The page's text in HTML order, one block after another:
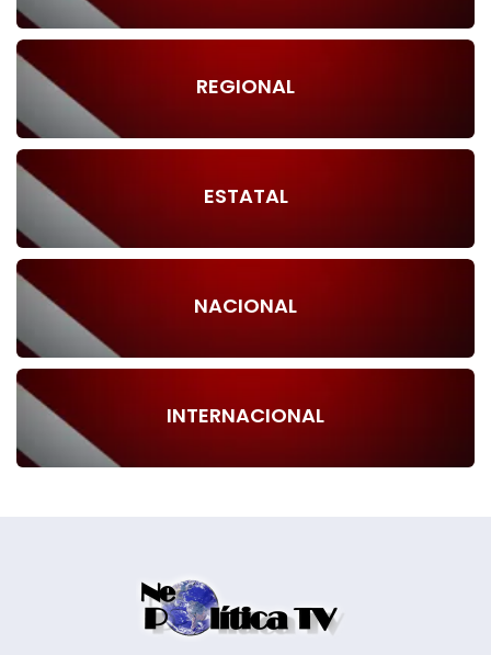
REGIONAL
ESTATAL
NACIONAL
INTERNACIONAL